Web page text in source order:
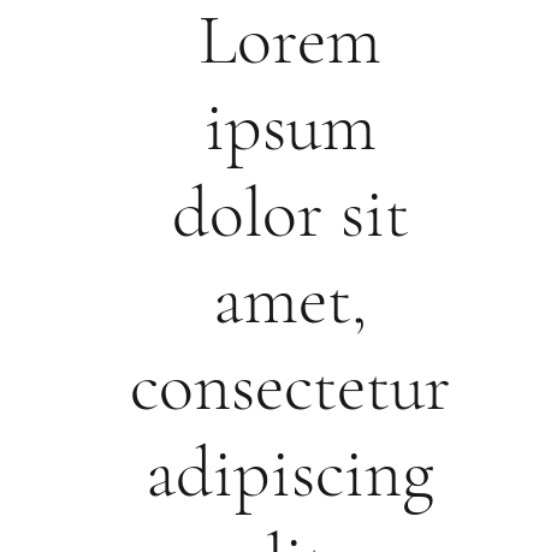
Lorem
ipsum
dolor sit
amet,
consectetur
adipiscing